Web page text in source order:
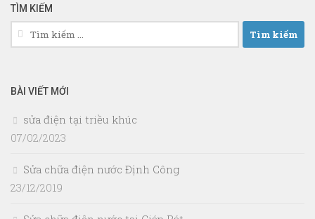
TÌM KIẾM
Tìm
kiếm
BÀI VIẾT MỚI
sửa điện tại triều khúc
07/02/2023
Sửa chữa điện nước Định Công
23/12/2019